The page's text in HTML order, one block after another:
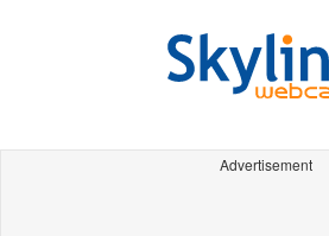
Advertisement